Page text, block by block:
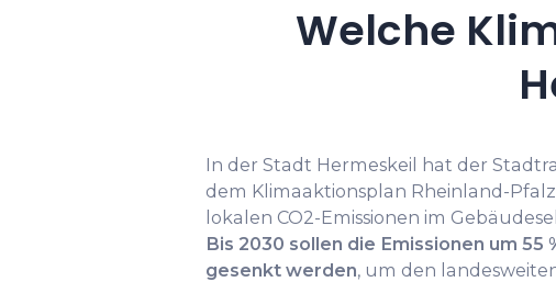
Welche
In der Stadt Hermeskeil hat der
dem Klimaaktionsplan Rheinland-
lokalen CO2-Emissionen im
Bis 2030 sollen die Emissionen um 55
gesenkt werden, um den